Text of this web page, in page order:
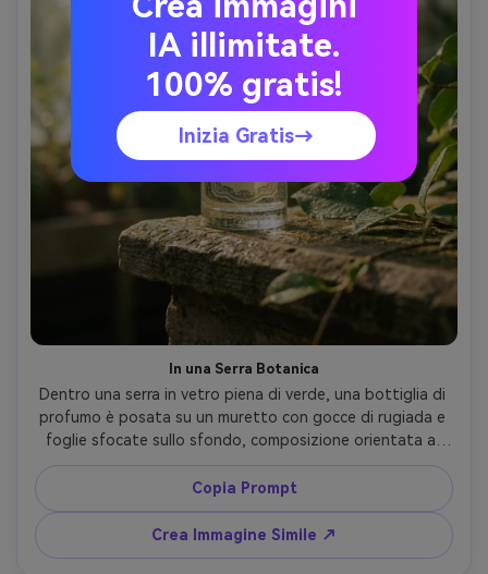
In una Serra Botanica
Dentro una serra in vetro piena di verde, una bottiglia di
profumo è posata su un muretto con gocce di rugiada e
foglie sfocate sullo sfondo, composizione orientata al
manifesto con spazio vuoto in alto per tipografia, luce
solare a chiazze e morbido riempimento, Sony A7IV, 90mm
macro, dettaglio nitido etichetta, profondità
cinematografica, mood botanico fresco, umidità
fotorealistica e ombre naturali, color grading premium --
Copia Prompt
Crea Immagine Simile ↗
IA illimitate.
100% gratis!
Inizia Gratis→